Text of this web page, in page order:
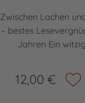
Zwischen Lachen
– bestes
Jahren Ein
12,00 €